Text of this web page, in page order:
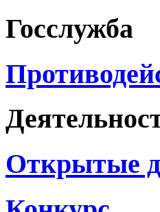
Госслужба
Открытые